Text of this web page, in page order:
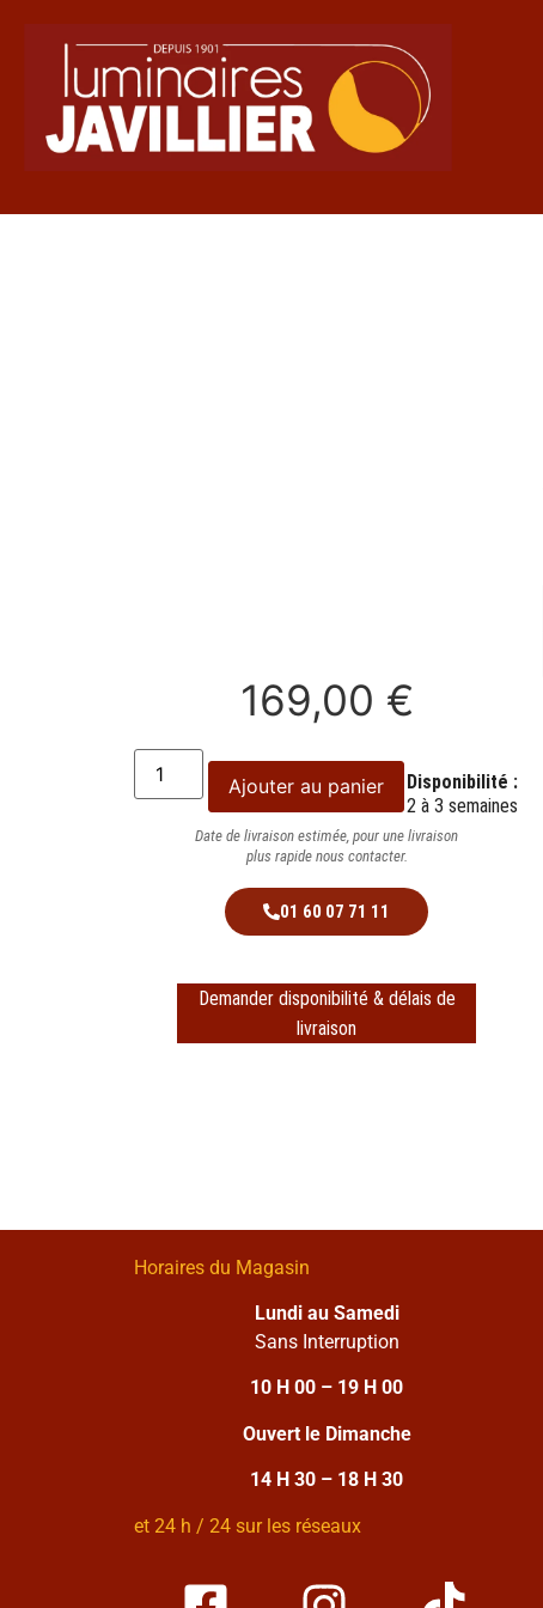
169,00 €
Ajouter au panier
Disponibilité :
2 à 3 semaines
Date de livraison estimée, pour une livraison
plus rapide nous contacter.
01 60 07 71 11
Demander disponibilité & délais de
livraison
Horaires du Magasin
Lundi au Samedi
Sans Interruption
10 H 00 – 19 H 00
Ouvert le Dimanche
14 H 30 – 18 H 30
et 24 h / 24 sur les réseaux